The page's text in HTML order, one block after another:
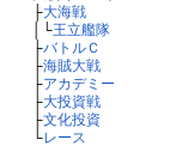
├大海戦
│└王立艦隊
├バトルＣ
├海賊大戦
├アカデミー
├大投資戦
├文化投資
└レース